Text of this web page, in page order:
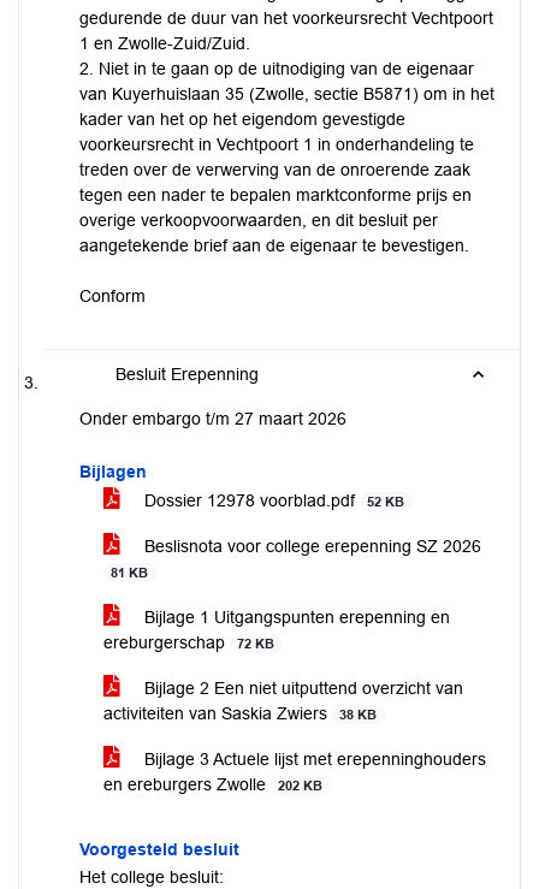
gedurende de duur van het voorkeursrecht Vechtpoort
1 en Zwolle-Zuid/Zuid.
2. Niet in te gaan op de uitnodiging van de eigenaar
van Kuyerhuislaan 35 (Zwolle, sectie B5871) om in het
kader van het op het eigendom gevestigde
voorkeursrecht in Vechtpoort 1 in onderhandeling te
treden over de verwerving van de onroerende zaak
tegen een nader te bepalen marktconforme prijs en
overige verkoopvoorwaarden, en dit besluit per
aangetekende brief aan de eigenaar te bevestigen.
Conform
Besluit Erepenning
Onder embargo t/m 27 maart 2026
Bijlagen
Dossier 12978 voorblad.pdf
52 KB
Beslisnota voor college erepenning SZ 2026
81 KB
Bijlage 1 Uitgangspunten erepenning en
ereburgerschap
72 KB
Bijlage 2 Een niet uitputtend overzicht van
activiteiten van Saskia Zwiers
38 KB
Bijlage 3 Actuele lijst met erepenninghouders
en ereburgers Zwolle
202 KB
Voorgesteld besluit
Het college besluit: